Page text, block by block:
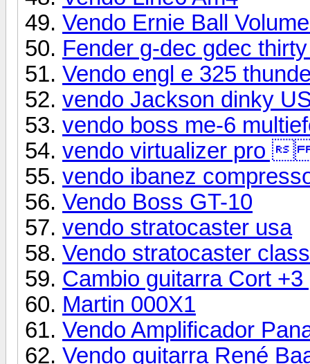
Vendo Ernie Ball
Fender g-dec gdec
Vendo engl e 325
vendo Jackson dinky
vendo boss me-6
vendo virtualizer pro
vendo ibanez
Vendo Boss GT-10
vendo stratocaster usa
Vendo stratocaster
Cambio guitarra Cort
Martin 000X1
Vendo Amplificador
Vendo guitarra René